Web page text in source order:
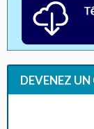
DEVENEZ